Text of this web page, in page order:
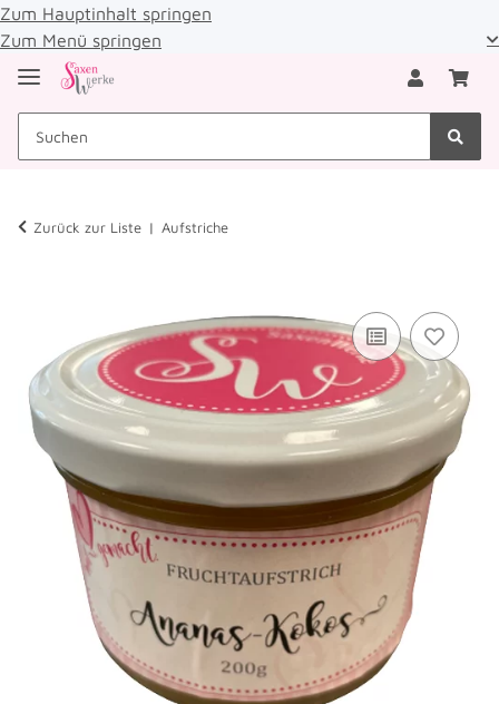
Zum Hauptinhalt springen
Zum Menü springen
Zurück zur Liste Aufstriche